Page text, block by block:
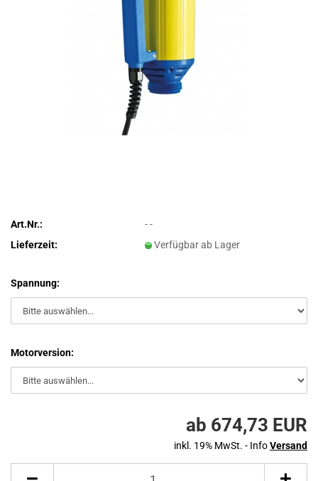
Art.Nr.:
- -
Lieferzeit:
Verfügbar ab Lager
Spannung:
Motorversion:
ab 674,73 EUR
inkl. 19% MwSt. - InfoVersand